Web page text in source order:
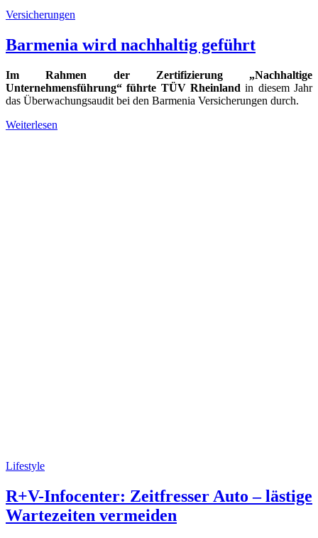
Versicherungen
Barmenia wird nachhaltig geführt
Im Rahmen der Zertifizierung „Nachhaltige
Unternehmensführung“ führte TÜV Rheinland in diesem Jahr
das Überwachungsaudit bei den Barmenia Versicherungen durch.
Weiterlesen
Lifestyle
R+V-Infocenter: Zeitfresser Auto – lästige
Wartezeiten vermeiden